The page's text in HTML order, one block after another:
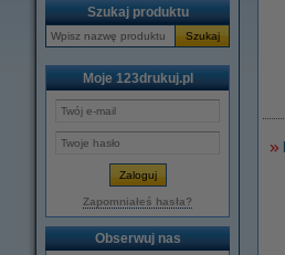
Szukaj produktu
Szukaj
Moje 123drukuj.pl
Zapomniałeś hasła?
Obserwuj nas